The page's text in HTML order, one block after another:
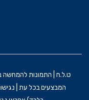
ט.ל.ח | התמונות
המבצעים בכל עת |